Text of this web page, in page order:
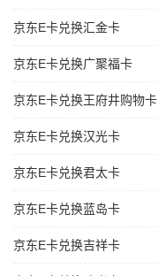
京东E卡兑换汇金卡
京东E卡兑换广聚福卡
京东E卡兑换王府井购物卡
京东E卡兑换汉光卡
京东E卡兑换君太卡
京东E卡兑换蓝岛卡
京东E卡兑换吉祥卡